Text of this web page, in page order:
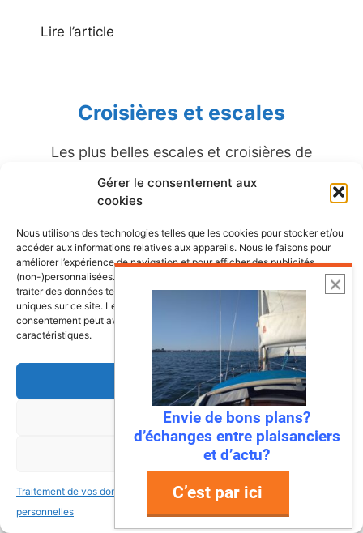
Gérer le consentement aux
cookies
Nous utilisons des technologies telles que les cookies pour stocker et/ou
accéder aux informations relatives aux appareils. Nous le faisons pour
améliorer l’expérience de navigation et pour afficher des publicités
(non-)personnalisées. Consentir à ces technologies nous autorisera à
traiter des données telles que le comportement de navigation ou les ID
uniques sur ce site. Le fait de ne pas consentir ou de retirer son
consentement peut avoir un effet négatif sur certaines fonctonnalités et
caractéristiques.
Accepter
Refuser
Voir les préférences
Traitement de vos données
personnelles
Traitement de vos données
personnelles
Lire l’article
Croisières et escales
Les plus belles escales et croisières de
Envie de fraicheur ? Larguez les
amarres direction la Normandie
Envie de bons plans?
d’échanges entre plaisanciers
et d’actu?
C’est par ici